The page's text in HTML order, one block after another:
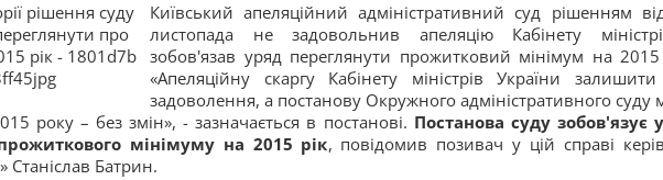
Київський апеляційний адміністративний суд рішенням
листопада не задовольнив апеляцію Кабінету
зобов'язав уряд переглянути прожитковий мінімум на 2015
«Апеляційну скаргу Кабінету міністрів України
задоволення, а постанову Окружного адміністративного суду
року – без змін», - зазначається в постанові. Постанова суду зобов'язує
мінімуму на 2015 рік, повідомив позивач у цій справі
Станіслав Батрин.